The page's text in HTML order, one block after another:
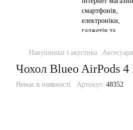
Навушники і акустика
Чохол Blueo AirPods
Немає в наявності Артикул: 48352